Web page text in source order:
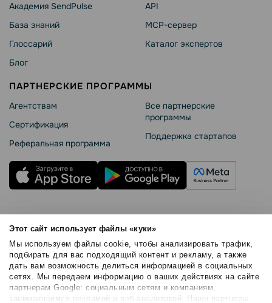
Этот сайт использует файлы «куки»
Мы используем файлы cookie, чтобы анализировать трафик,
подбирать для вас подходящий контент и рекламу, а также
дать вам возможность делиться информацией в социальных
сетях. Мы передаем информацию о ваших действиях на сайте
партнерам Google: социальным сетям и компаниям,
занимающимся рекламой и веб-аналитикой. Наши партнеры
Академия SendPulse
База знаний
Глоссарий
Блог
API
MCP-сервер
Каталог экспертов
ПАРТНЕРСКИЕ ПРОГРАММЫ
Агентствам
Сертификация
Реферальная программа
Все партнерские
программы
Поддержка стартапов
Правила использования
Безопасность SendPulse
Политика конфиденциальности
Политика Cookies
© 2015 - 2026. SendPulse Inc. Все права защищены